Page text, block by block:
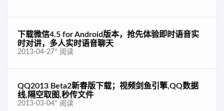
下载微信4.5 for Android版本，抢先体验即时语音实
时对讲，多人实时语音聊天
2013-04-27* 阅读
QQ2013 Beta2新春版下载；视频剑鱼引擎,QQ数据
线,隔空取图,秒传文件
2013-03-04* 阅读